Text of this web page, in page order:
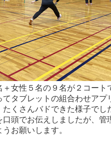
＋女性５名の９名が２コー
てタブレットの組合わせア
くさんバドできた様子でし
頭でお伝えしましたが、
お願いします。